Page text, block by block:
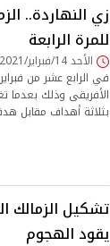
زي النهاردة..
للمرة الرابعة
الأحد 14/فبراير/2021 - 12:46 م
الأفريقى وذلك بعدما
بثلاثة أهداف مقابل
تشكيل الزمالك
يقود الهجوم